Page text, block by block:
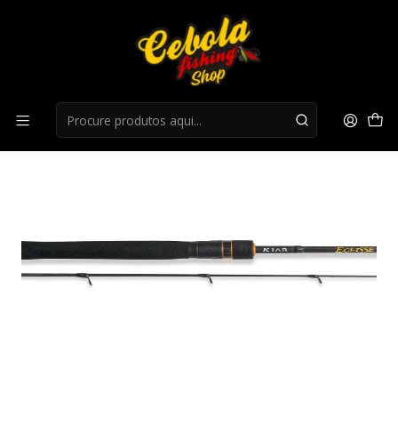
liquidação 25%
Cana Colmic Kiar Eclisse